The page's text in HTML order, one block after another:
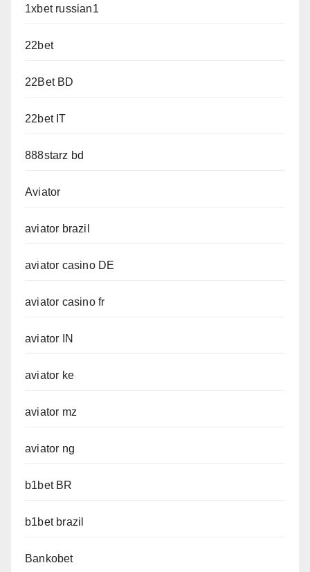
1xbet russian1
22bet
22Bet BD
22bet IT
888starz bd
Aviator
aviator brazil
aviator casino DE
aviator casino fr
aviator IN
aviator ke
aviator mz
aviator ng
b1bet BR
b1bet brazil
Bankobet